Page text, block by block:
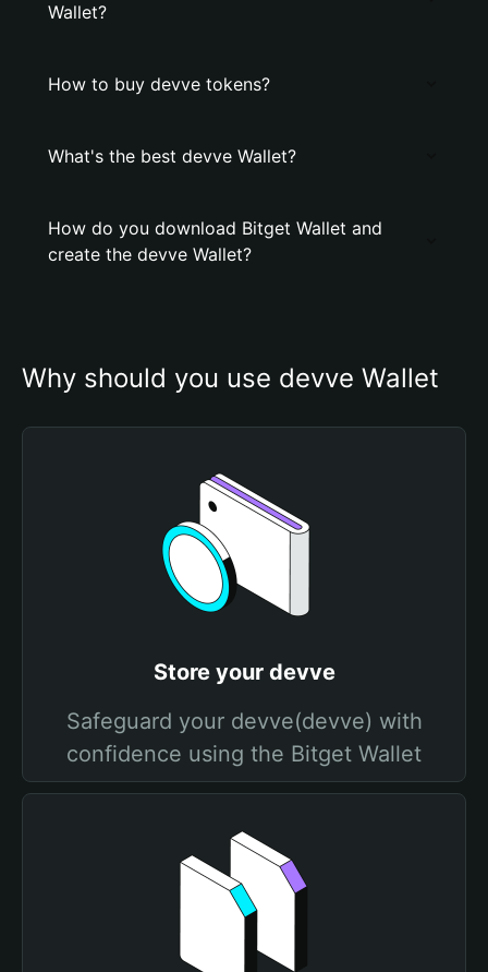
Wallet?
How to buy devve tokens?
What's the best devve Wallet?
How do you download Bitget Wallet and
create the devve Wallet?
Why should you use devve Wallet
Store your devve
Safeguard your devve(devve) with
confidence using the Bitget Wallet